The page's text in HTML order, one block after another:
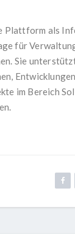
Plattform als
für
Sie
im Bereich